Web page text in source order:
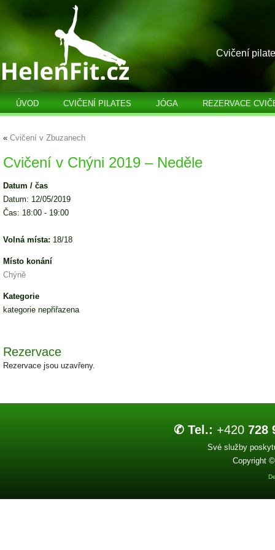
Cvičení
ÚVOD CVIČENÍ PILATES JÓGA REZERVACE
« Cvičení v Zbuzanech
Cvičení v Chýni 2019 – Neděle
Datum / čas
Datum: 12/05/2019
Čas: 18:00 - 19:00
Volná místa: 18/18
Místo konání
Chýně
Kategorie
kategorie nepřiřazena
Rezervace
Rezervace jsou uzavřeny.
✆ Tel.: +420 728
Své služby
Copyright